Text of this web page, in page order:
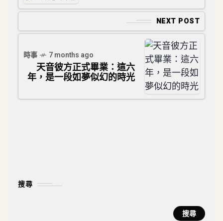
NEXT POST
時事 7 months ago
天音彼方正式畢業：這六
年，是一段如夢似幻的時光
搜尋
搜尋